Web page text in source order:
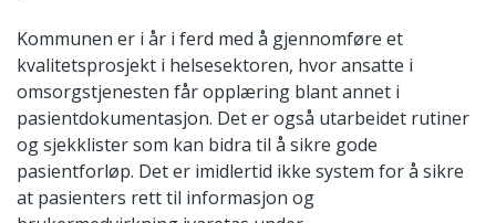
Kommunen er i år i ferd med å gjennomføre et
kvalitetsprosjekt i helsesektoren, hvor ansatte i
omsorgstjenesten får opplæring blant annet i
pasientdokumentasjon. Det er også utarbeidet rutiner
og sjekklister som kan bidra til å sikre gode
pasientforløp. Det er imidlertid ikke system for å sikre
at pasienters rett til informasjon og